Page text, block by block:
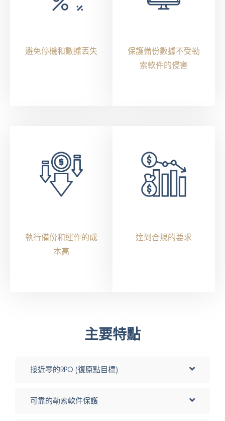
避免停機和數據丟失
保護備份數據不受勒
索軟件的侵害
執行備份和運作的成
本高
達到合規的要求
主要特點
接近零的RPO (復原點目標)
可靠的勒索軟件保護